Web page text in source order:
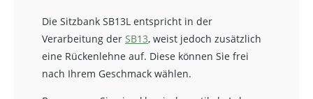
Die Sitzbank SB13L entspricht in der
Verarbeitung der SB13, weist jedoch zusätzlich
eine Rückenlehne auf. Diese können Sie frei
nach Ihrem Geschmack wählen.